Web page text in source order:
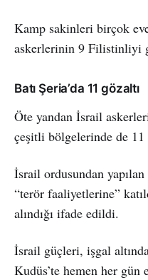
Kamp sakinleri birçok
askerlerinin 9 Filistinliyi
Batı Şeria’da 11 gözaltı
Öte yandan İsrail
çeşitli bölgelerinde de
İsrail ordusundan
“terör faaliyetlerine”
alındığı ifade edildi.
İsrail güçleri, işgal
Kudüs’te hemen her gün